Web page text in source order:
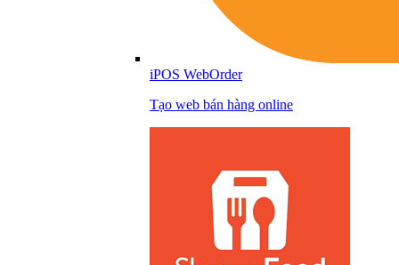
iPOS WebOrder
Tạo web bán hàng online